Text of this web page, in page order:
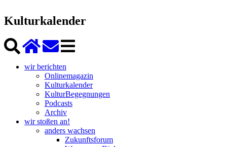
Kulturkalender
wir berichten
Onlinemagazin
Kulturkalender
KulturBegegnungen
Podcasts
Archiv
wir stoßen an!
anders wachsen
Zukunftsforum